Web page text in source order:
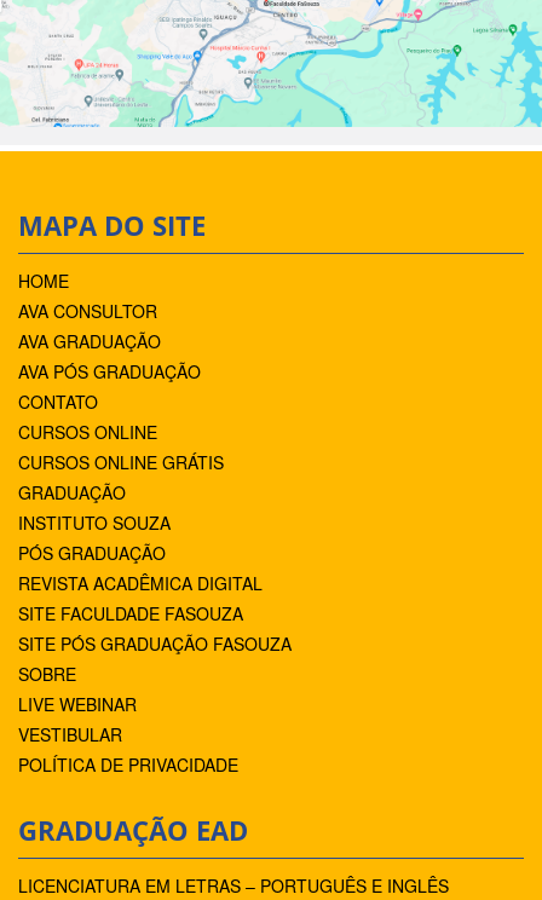
MAPA DO SITE
HOME
AVA CONSULTOR
AVA GRADUAÇÃO
AVA PÓS GRADUAÇÃO
CONTATO
CURSOS ONLINE
CURSOS ONLINE GRÁTIS
GRADUAÇÃO
INSTITUTO SOUZA
PÓS GRADUAÇÃO
REVISTA ACADÊMICA DIGITAL
SITE FACULDADE FASOUZA
SITE PÓS GRADUAÇÃO FASOUZA
SOBRE
LIVE WEBINAR
VESTIBULAR
POLÍTICA DE PRIVACIDADE
GRADUAÇÃO EAD
LICENCIATURA EM LETRAS – PORTUGUÊS E INGLÊS